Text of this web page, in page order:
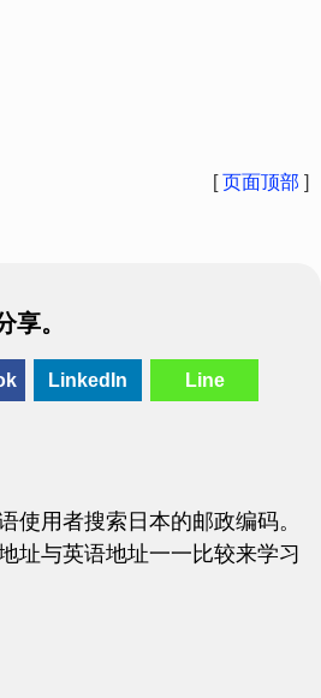
[页面顶部 ]
享。
LinkedIn Line
使用者搜索日本的邮政编码。
址与英语地址一一比较来学习